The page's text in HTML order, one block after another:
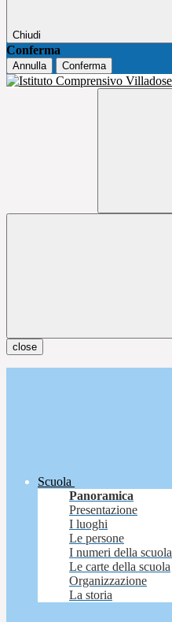
Chiudi
Conferma
Annulla Conferma
close
Scuola
Panoramica
Presentazione
I luoghi
Le persone
I numeri della scuola
Le carte della scuola
Organizzazione
La storia